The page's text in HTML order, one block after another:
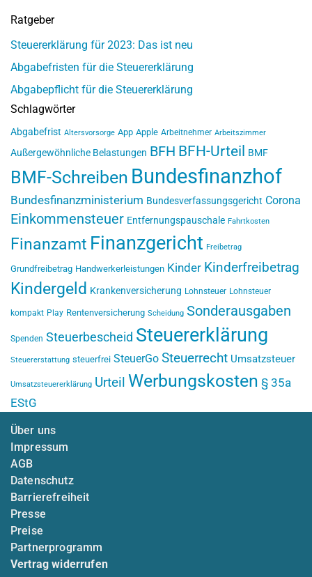
Ratgeber
Steuererklärung für 2023: Das ist neu
Abgabefristen für die Steuererklärung
Abgabepflicht für die Steuererklärung
Schlagwörter
Abgabefrist Altersvorsorge App Apple Arbeitnehmer Arbeitszimmer
Außergewöhnliche Belastungen BFH BFH-Urteil BMF
BMF-Schreiben Bundesfinanzhof
Bundesfinanzministerium Bundesverfassungsgericht Corona
Einkommensteuer Entfernungspauschale Fahrtkosten
Finanzamt Finanzgericht Freibetrag
Grundfreibetrag Handwerkerleistungen Kinder Kinderfreibetrag
Kindergeld Krankenversicherung Lohnsteuer Lohnsteuer
kompakt Play Rentenversicherung Scheidung Sonderausgaben
Spenden Steuerbescheid Steuererklärung
Steuererstattung steuerfrei SteuerGo Steuerrecht Umsatzsteuer
Umsatzsteuererklärung Urteil Werbungskosten § 35a
EStG
Über uns
Impressum
AGB
Datenschutz
Barrierefreiheit
Presse
Preise
Partnerprogramm
Vertrag widerrufen